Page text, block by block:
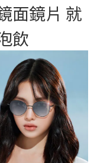
面鏡片 就
飲